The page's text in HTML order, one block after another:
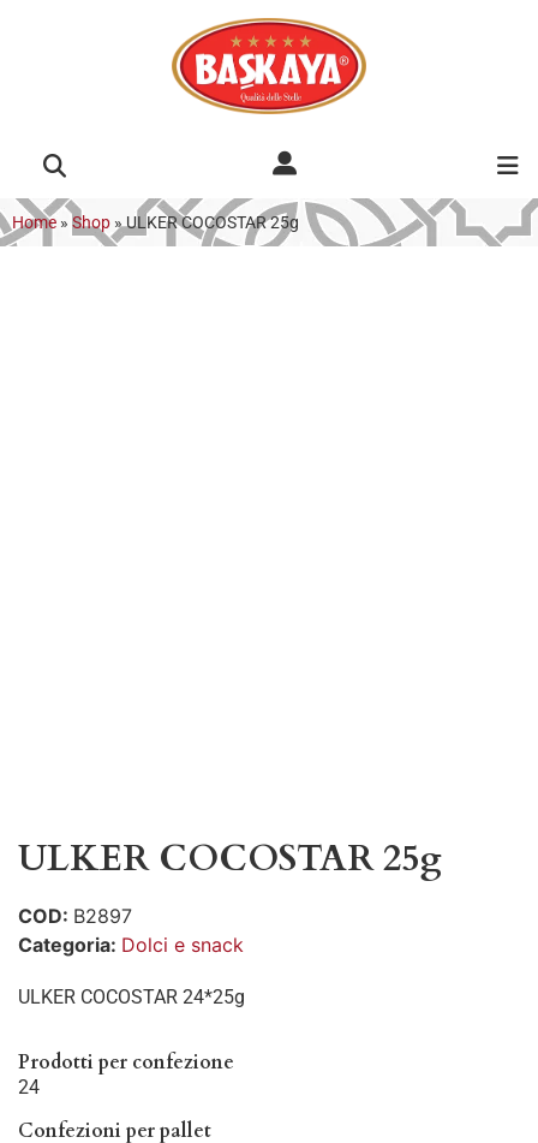
Home » Shop »ULKER COCOSTAR 25g
ULKER COCOSTAR 25g
COD: B2897
Categoria: Dolci e snack
ULKER COCOSTAR 24*25g
Prodotti per confezione
24
Confezioni per pallet